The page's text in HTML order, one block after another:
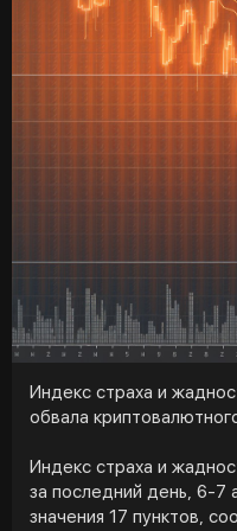
Финансовая система,
тяжестью новых рисков.
Индекс страха и
обвала
Индекс страха и
за последний день, 6-7
значения 17 пунктов,